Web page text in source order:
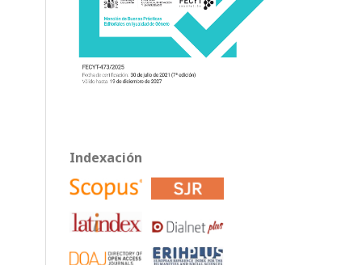
Indexación